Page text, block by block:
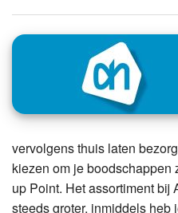
vervolgens thuis laten
kiezen om je boodschappen
up Point. Het assortiment bij
steeds groter, inmiddels heb